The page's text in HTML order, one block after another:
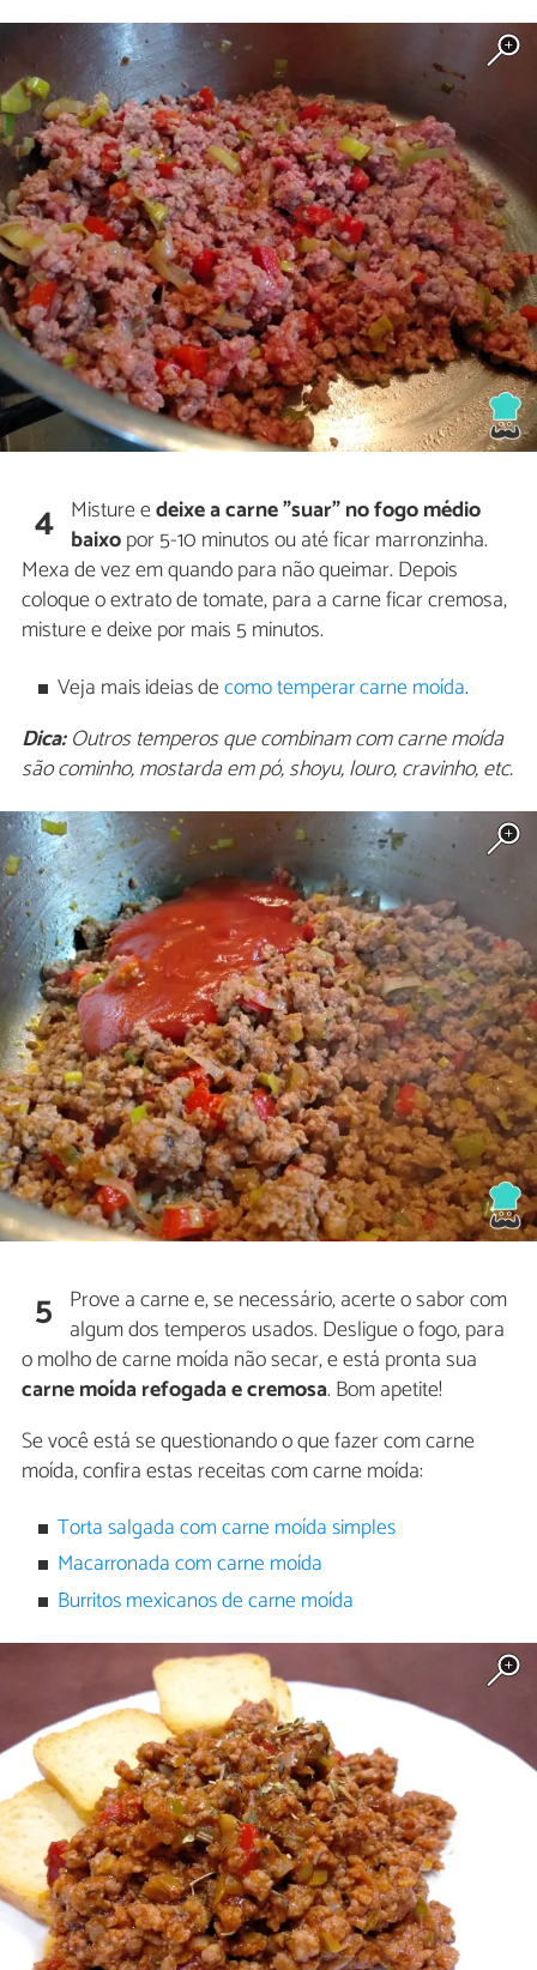
4 Misture edeixe a carne "suar" no fogo médio
baixopor 5-10 minutos ou até ficar marronzinha.
Mexa de vez em quando para não queimar. Depois
coloque o extrato de tomate, para a carne ficar cremosa,
misture e deixe por mais 5 minutos.
Veja mais ideias decomo temperar carne moída.
Dica:Outros temperos que combinam com carne moída
são cominho, mostarda em pó, shoyu, louro, cravinho, etc.
5 Prove a carne e, se necessário, acerte o sabor com
algum dos temperos usados. Desligue o fogo, para
o molho de carne moída não secar, e está pronta sua
carne moída refogada e cremosa. Bom apetite!
Se você está se questionando o que fazer com carne
moída, confira estas receitas com carne moída:
Torta salgada com carne moída simples
Macarronada com carne moída
Burritos mexicanos de carne moída